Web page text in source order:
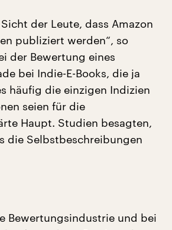
der Leute, dass Amazon
publiziert werden“, so
der Bewertung eines
bei Indie-E-Books, die ja
häufig die einzigen Indizien
seien für die
Haupt. Studien besagten,
die Selbstbeschreibungen
Bewertungsindustrie und bei